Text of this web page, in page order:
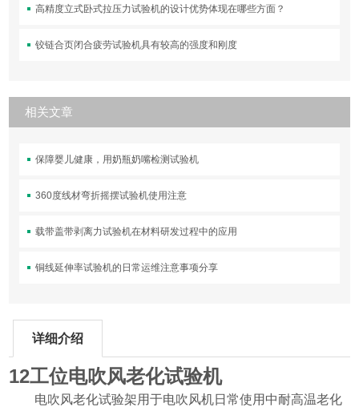
高精度立式卧式拉压力试验机的设计优势体现在哪些方面？
铰链合页闭合疲劳试验机具有较高的强度和刚度
相关文章
保障婴儿健康，用奶瓶奶嘴检测试验机
360度线材弯折摇摆试验机使用注意
载带盖带剥离力试验机在材料研发过程中的应用
铜线延伸率试验机的日常运维注意事项分享
详细介绍
12工位电吹风老化试验机
电吹风老化试验架用于电吹风机日常使用中耐高温老化